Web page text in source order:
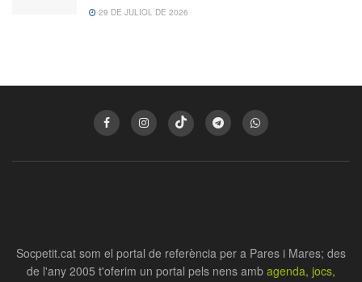
29 DE JULIOL DE 2026
Socpetit.cat som el portal de referència per a Pares i Mares; des
de l'any 2005 t'oferim un portal pels nens amb agenda, jocs,